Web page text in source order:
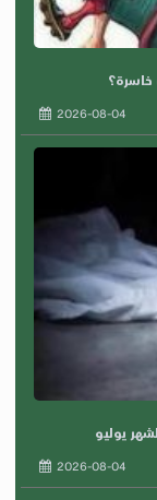
2026-08-04
يوليو
2026-08-04